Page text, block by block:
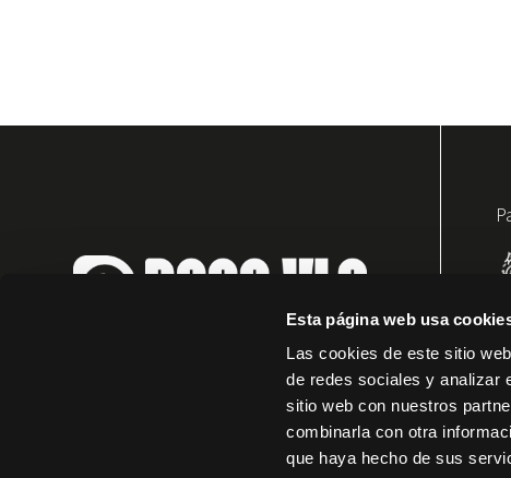
Esta página web usa
Las cookies de este sitio
de redes sociales y analizar
sitio web con nuestros
combinarla con otra
que haya hecho de sus